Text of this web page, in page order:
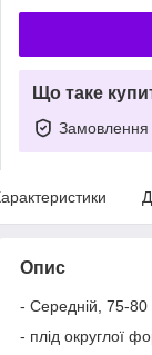
Що таке
Замовлення
Опис
- Середній, 75-80
- плід округлої